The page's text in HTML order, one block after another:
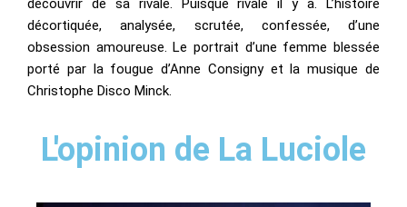
découvrir de sa rivale. Puisque rivale il y a. L’histoire
décortiquée, analysée, scrutée, confessée, d’une
obsession amoureuse. Le portrait d’une femme blessée
porté par la fougue d’Anne Consigny et la musique de
Christophe Disco Minck.
L'opinion de La Luciole